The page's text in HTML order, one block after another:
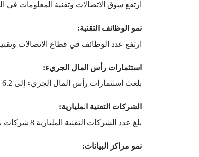
ارتفع سوق الاتصالات وتقنية المعلومات في المملكة من 105 مليار ريال قبل إطلاق رؤية المملكة 2030
نمو الوظائف التقنية:
ارتفع عدد الوظائف في قطاع الاتصالات وتقنية المعلومات من نحو 250 ألف وظيفة في
استثمارات رأس المال الجريء:
بلغت استثمارات رأس المال الجريء إلى 6.2 مليار ريال بنهاية 2025، مقارنة بخط أساس 165 مليون ريال في 2018.
الشركات التقنية المليارية:
بلغ عدد الشركات التقنية المليارية 8 شركات بنهاية عام 2025 مقارنة بصفر شركة تقنية قبل انطلاق الرؤية.
نمو مراكز البيانات: